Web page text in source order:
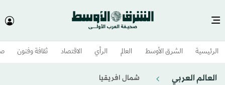
الرئيسية الشرق الأوسط​ العالم الرأي الاقتصاد ثقافة وفنون
العالم العربي شمال افريقيا